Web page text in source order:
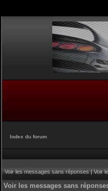
Index du forum
Voir les messages sans réponses|Voir
Voir les messages sans